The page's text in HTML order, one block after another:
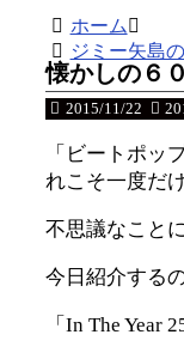
ホーム
ジミー矢島
懐かしの６
2015/11/22
「ビートポッ
れこそ一度だ
不思議なこと
今日紹介する
「In The Year